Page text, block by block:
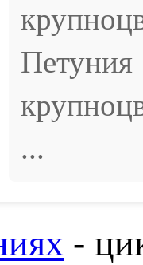
Петуния
...
-